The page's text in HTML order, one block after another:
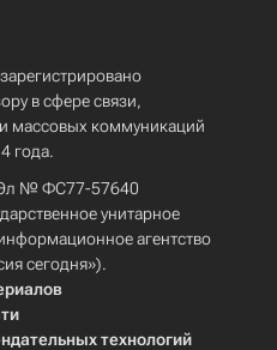
в сфере связи,
массовых коммуникаций
года.
Эл № ФС77-57640
унитарное
агентство
сегодня»).
технологий